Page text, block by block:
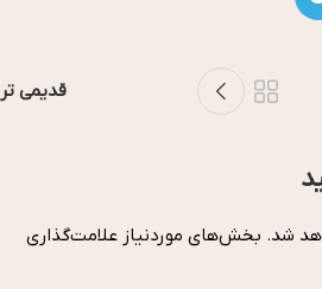
قدیمی تر
شد. بخش‌های موردنیاز علامت‌گذاری